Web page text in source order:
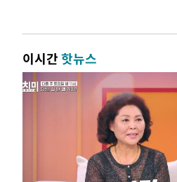
이시간핫뉴스